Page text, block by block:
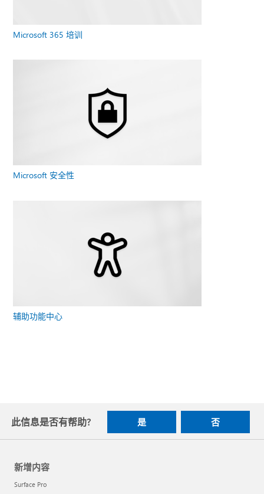
Microsoft 365 培训
Microsoft 安全性
辅助功能中心
此信息是否有帮助? 是 否
新增内容
Surface Pro